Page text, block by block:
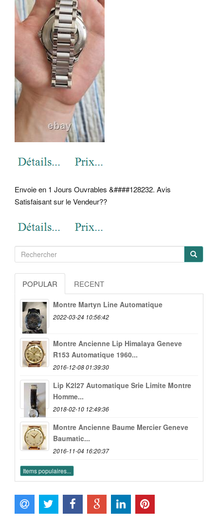
Envoie en 1 Jours Ouvrables &####128232. Avis
Satisfaisant sur le Vendeur??
POPULAR RECENT
Montre Martyn Line Automatique
2022-03-24 10:56:42
Montre Ancienne Lip Himalaya Geneve
R153 Automatique 1960...
2016-12-08 01:39:30
Lip K2l27 Automatique Srie Limite Montre
Homme...
2018-02-10 12:49:36
Montre Ancienne Baume Mercier Geneve
Baumatic...
2016-11-04 16:20:37
Items populaires...